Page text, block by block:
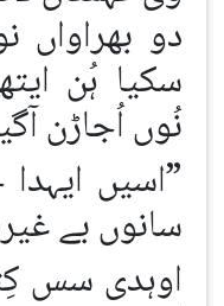
دو بھراواں
سکیا ہُن
نُوں اُجاڑن
”اسیں
سانوں بے
اوہدی سس